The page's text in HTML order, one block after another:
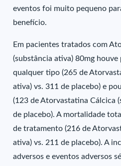
eventos foi muito pequeno
benefício.
Em pacientes tratados com
(substância ativa) 80mg houve
qualquer tipo (265 de
ativa) vs. 311 de placebo) e
(123 de Atorvastatina Cálcica
de placebo). A mortalidade
de tratamento (216 de
ativa) vs. 211 de placebo). A
adversos e eventos adversos